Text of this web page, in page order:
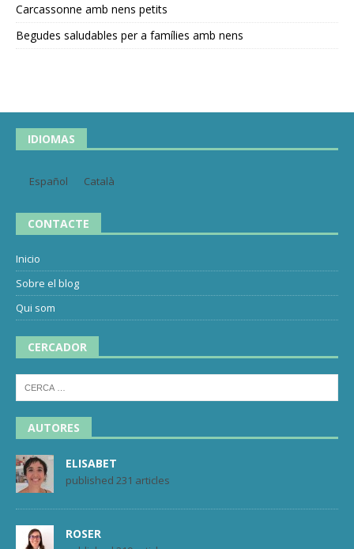
Carcassonne amb nens petits
Begudes saludables per a famílies amb nens
IDIOMAS
Español Català
CONTACTE
Inicio
Sobre el blog
Qui som
CERCADOR
AUTORES
ELISABET
published 231 articles
ROSER